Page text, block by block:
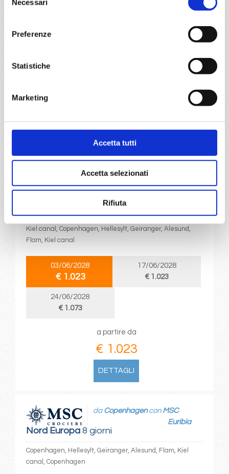
delNecessari
Preferenze
Statistiche
Marketing
Accetta tutti
Accetta selezionati
Rifiuta
Mormugao, Napoli, Civitavecchia, Mykonos, Kusadasi,
€ 1.023
8 giorni
daKielconMSC Euribia
Kiel canal, Copenhagen, Hellesylt, Geiranger, Alesund,
Flam, Kiel canal
03/06/2028
€ 1.023
17/06/2028
€ 1.023
24/06/2028
€ 1.073
a partire da
€ 1.023
DETTAGLI
Nord Europa8 giorni
da Copenhagencon MSC
Euribia
Copenhagen, Hellesylt, Geiranger, Alesund, Flam, Kiel
canal, Copenhagen